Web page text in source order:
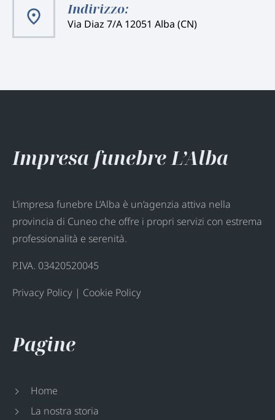
Indirizzo:
Via Diaz 7/A 12051 Alba (CN)
Impresa funebre L’Alba
L’impresa funebre L’Alba è un’agenzia attiva nella
provincia di Cuneo che offre i propri servizi con estrema
professionalità e serenità.
P.IVA. 03420520045
Privacy Policy | Cookie Policy
Pagine
Home
La nostra storia